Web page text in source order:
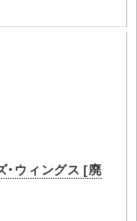
・ウィングス [廃